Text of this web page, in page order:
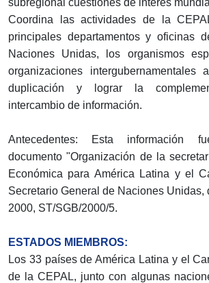
subregional cuestiones de interés
Coordina las actividades de la
principales departamentos y oficinas
Naciones Unidas, los organismos
organizaciones
duplicación y lograr la
intercambio de información.
Antecedentes: Esta información
documento "Organización de la
Económica para América Latina y el
Secretario General de Naciones Unidas,
2000, ST/SGB/2000/5.
ESTADOS MIEMBROS:
Los 33 países de América Latina y el
de la CEPAL, junto con algunas